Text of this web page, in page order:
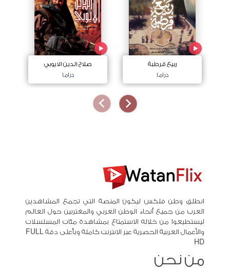
ربيع قرطبة
دراما
صلاح الدين الايوبي
دراما
انطلق وطن فلكس ليكون المنصة التي تجمع المشاهدين
العرب من جميع أنحاء الوطن العربي والمغتربين حول العالم
ليستطيعوا من خلاله الاستمتاع بمشاهدة مئات المسلسلات
والأعمال العربية الحصرية عبر الانترنت كاملة وبأعلى دقة FULL
HD
من نحن